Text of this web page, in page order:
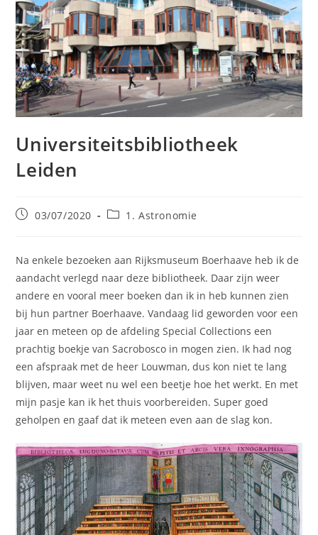
Universiteitsbibliotheek
Leiden
Bericht03/07/2020 Berichtcategorie:
1. Astronomie
Na enkele bezoeken aan Rijksmuseum Boerhaave heb ik de
aandacht verlegd naar deze bibliotheek. Daar zijn weer
andere en vooral meer boeken dan ik in heb kunnen zien
bij hun partner Boerhaave. Vandaag lid geworden voor een
jaar en meteen op de afdeling Special Collections een
prachtig boekje van Sacrobosco in mogen zien. Ik had nog
een afspraak met de heer Louwman, dus kon niet te lang
blijven, maar weet nu wel een beetje hoe het werkt. En met
mijn pasje kan ik het thuis voorbereiden. Super goed
geholpen en gaaf dat ik meteen even aan de slag kon.